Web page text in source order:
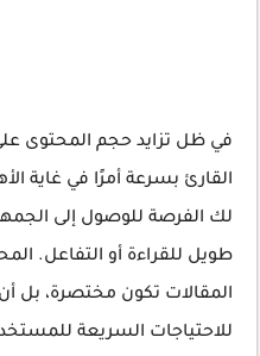
في ظل تزايد حجم المحتوى
القارئ بسرعة أمرًا في غاية
لك الفرصة للوصول إلى
طويل للقراءة أو التفاعل.
المقالات تكون مختصرة، بل
للاحتياجات السريعة